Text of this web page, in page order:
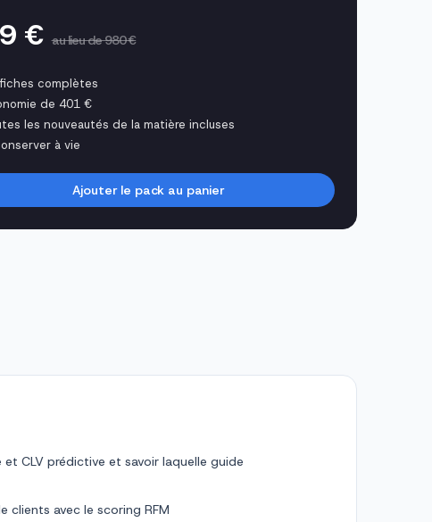
€au lieu de 980 €
complètes
de 401 €
les nouveautés de la matière incluses
à vie
Ajouter le pack au panier
CLV prédictive et savoir laquelle guide
clients avec le scoring RFM